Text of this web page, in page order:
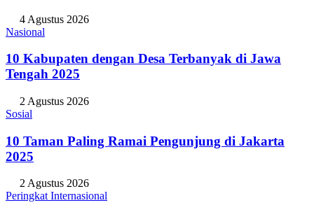
4 Agustus 2026
Nasional
10 Kabupaten dengan Desa Terbanyak di Jawa
Tengah 2025
2 Agustus 2026
Sosial
10 Taman Paling Ramai Pengunjung di Jakarta
2025
2 Agustus 2026
Peringkat Internasional